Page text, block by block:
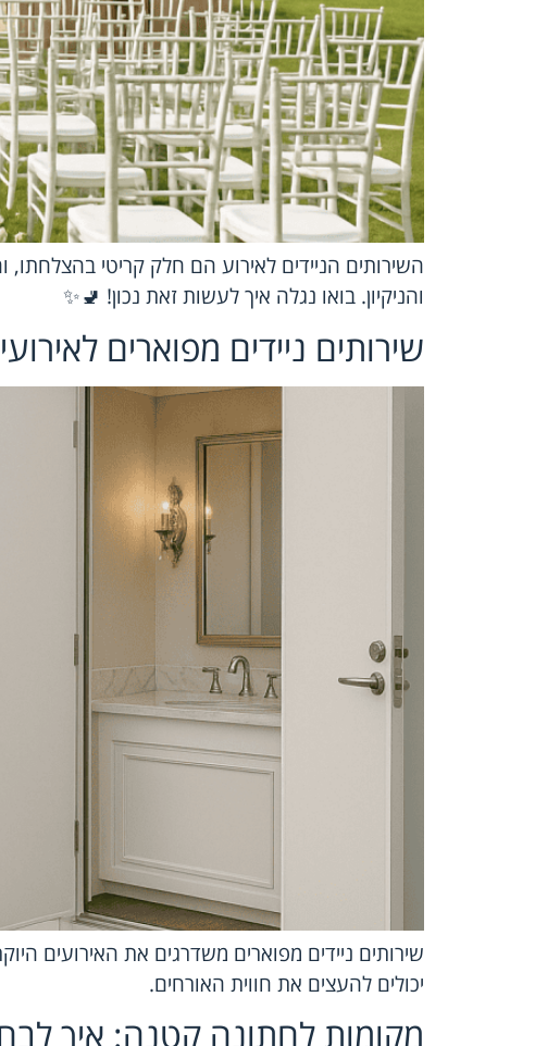
השירותים הניידים לאירוע הם חלק קריטי
והניקיון. בואו נגלה איך לעשות זאת נכון! 🚽✨
שירותים ניידים מפוארים
שירותים ניידים מפוארים משדרגים את האירועים
יכולים להעצים את חווית האורחים.
מקומות לחתונה קטנה: איך